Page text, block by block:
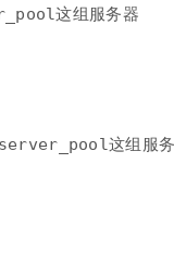
这组服务器
这组服